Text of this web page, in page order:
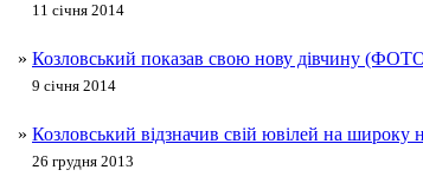
11 січня 2014
» Козловський показав свою нову дівчину
9 січня 2014
» Козловський відзначив свій ювілей на
26 грудня 2013